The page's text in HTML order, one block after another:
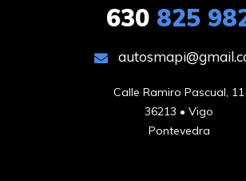
630 825
Calle Ramiro Pascual, 11
36213 • Vigo
Pontevedra